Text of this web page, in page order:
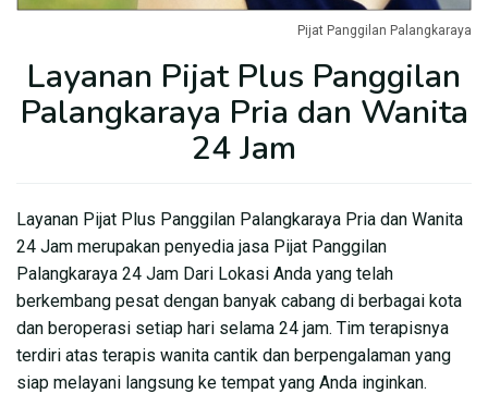
Pijat Panggilan Palangkaraya
Layanan Pijat Plus Panggilan
Palangkaraya Pria dan Wanita
24 Jam
Layanan Pijat Plus Panggilan Palangkaraya Pria dan Wanita
24 Jam merupakan penyedia jasa Pijat Panggilan
Palangkaraya 24 Jam Dari Lokasi Anda yang telah
berkembang pesat dengan banyak cabang di berbagai kota
dan beroperasi setiap hari selama 24 jam. Tim terapisnya
terdiri atas terapis wanita cantik dan berpengalaman yang
siap melayani langsung ke tempat yang Anda inginkan.